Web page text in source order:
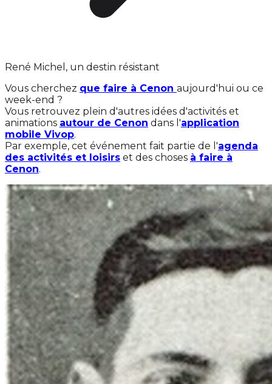
René Michel, un destin résistant
Vous cherchez que faire à Cenon aujourd'hui ou ce
week-end ?
Vous retrouvez plein d'autres idées d'activités et
animations autour de Cenon dans l'application
mobile Vivop.
Par exemple, cet événement fait partie de l'agenda
des activités et loisirs et des choses à faire à
Cenon.